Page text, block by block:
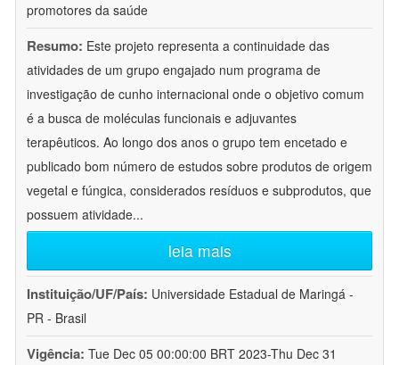
promotores da saúde
Resumo: Este projeto representa a continuidade das
atividades de um grupo engajado num programa de
investigação de cunho internacional onde o objetivo comum
é a busca de moléculas funcionais e adjuvantes
terapêuticos. Ao longo dos anos o grupo tem encetado e
publicado bom número de estudos sobre produtos de origem
vegetal e fúngica, considerados resíduos e subprodutos, que
possuem atividade...
leia mais
Instituição/UF/País: Universidade Estadual de Maringá -
PR - Brasil
Vigência: Tue Dec 05 00:00:00 BRT 2023-Thu Dec 31